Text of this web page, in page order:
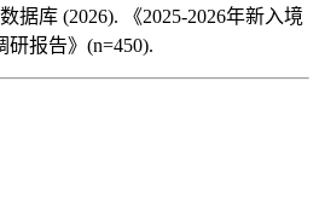
据库 (2026). 《2025-2026年新入境
报告》(n=450).